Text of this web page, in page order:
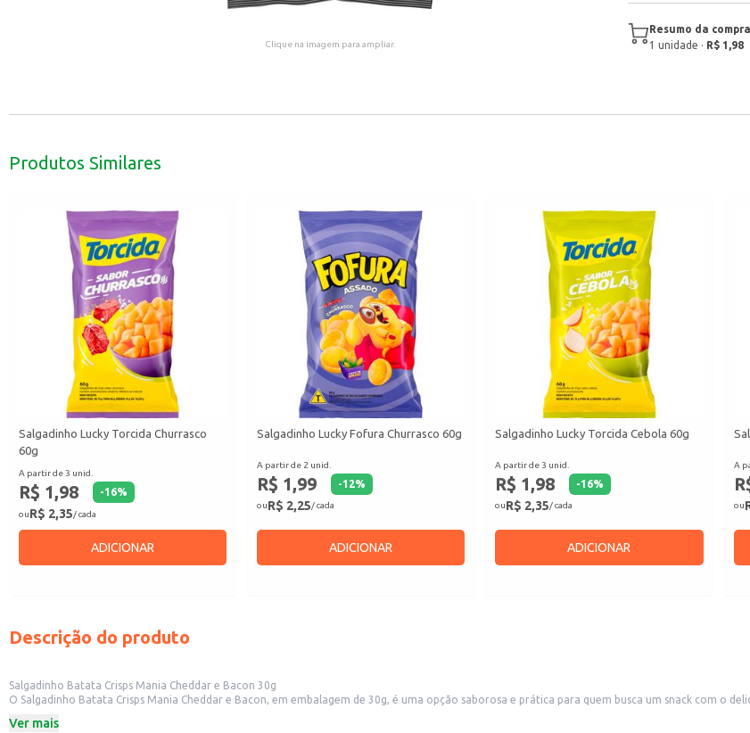
Clique na imagem para ampliar.
Resumo da
1 unidade · R$ 1,98
Produtos Similares
Salgadinho Lucky Torcida Churrasco
60g
A partir de 3 unid.
R$ 1,98 -16%
ouR$ 2,35/ cada
ADICIONAR
Salgadinho Lucky Fofura Churrasco 60g
A partir de 2 unid.
R$ 1,99 -12%
ouR$ 2,25/ cada
ADICIONAR
Salgadinho Lucky Torcida Cebola 60g
A partir de 3 unid.
R$ 1,98 -16%
ouR$ 2,35/ cada
ADICIONAR
A
ou
Descrição do produto
Salgadinho Batata Crisps Mania Cheddar e Bacon 30g
O Salgadinho Batata Crisps Mania Cheddar e Bacon, em embalagem de 30g, é uma opção saborosa e prática para quem busca um snack com o
Dicas de Uso:
Ver mais